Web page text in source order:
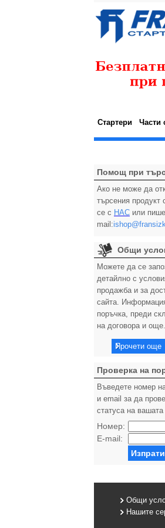
Стартери Части
Помощ при
Ако не може да
търсения продукт
се с НАС или
mail:
Общи
Можете да се
детайлно с
продажба и за
сайта.
поръчка, преди
на договора и още.
Прочети още
Проверка на
Въведете номер
и email за да
статуса на вашата
Номер:
E-mail:
Изпрати
Общи
Нашите